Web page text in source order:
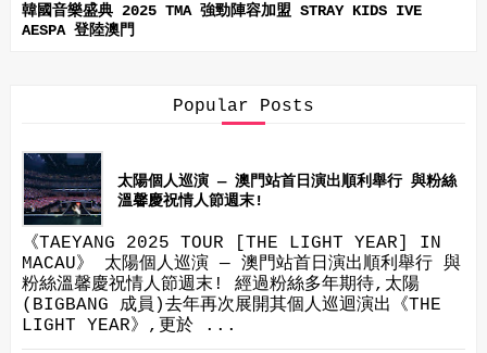
韓國音樂盛典 2025 TMA 強勁陣容加盟 STRAY KIDS IVE
AESPA 登陸澳門
Popular Posts
太陽個人巡演 — 澳門站首日演出順利舉行 與粉絲
溫馨慶祝情人節週末!
《TAEYANG 2025 TOUR [THE LIGHT YEAR] IN
MACAU》 太陽個人巡演 — 澳門站首日演出順利舉行 與
粉絲溫馨慶祝情人節週末! 經過粉絲多年期待,太陽
(BIGBANG 成員)去年再次展開其個人巡迴演出《THE
LIGHT YEAR》,更於 ...